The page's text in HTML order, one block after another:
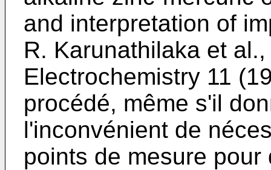
and interpretation of
R. Karunathilaka et
Electrochemistry 11
procédé, même s'il
l'inconvénient de
points de mesure pour